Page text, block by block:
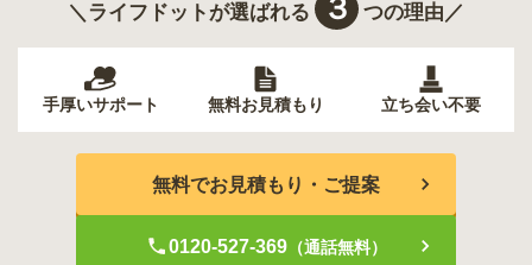
＼ライフドットが選ばれる ３ つの理由／
手厚いサポート 無料お見積もり 立ち会い不要
無料でお見積もり・ご提案
0120-527-369（通話無料）